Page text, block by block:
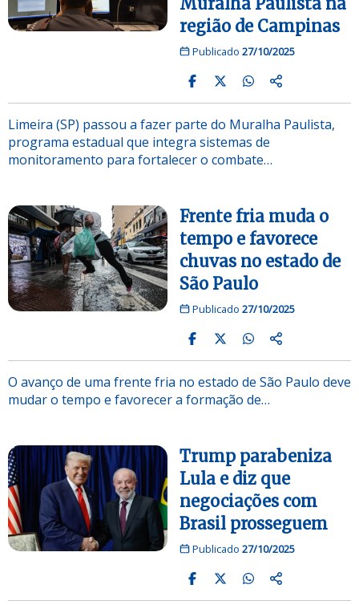
região de Campinas
Publicado 27/10/2025
Limeira (SP) passou a fazer parte do Muralha Paulista,
programa estadual que integra sistemas de
monitoramento para fortalecer o combate…
Frente fria muda o
tempo e favorece
chuvas no estado de
São Paulo
Publicado 27/10/2025
O avanço de uma frente fria no estado de São Paulo deve
mudar o tempo e favorecer a formação de…
Trump parabeniza
Lula e diz que
negociações com
Brasil prosseguem
Publicado 27/10/2025